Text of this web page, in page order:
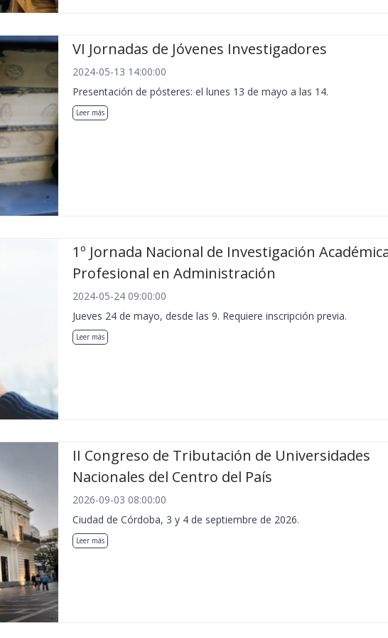
VI Jornadas de Jóvenes Investigadores
2024-05-13 14:00:00
Presentación de pósteres: el lunes 13 de mayo a las 14.
Leer más
1º Jornada Nacional de Investigación
Profesional en Administración
2024-05-24 09:00:00
Jueves 24 de mayo, desde las 9. Requiere inscripción previa.
Leer más
II Congreso de Tributación de Universidades
Nacionales del Centro del País
2026-09-03 08:00:00
Ciudad de Córdoba, 3 y 4 de septiembre de 2026.
Leer más